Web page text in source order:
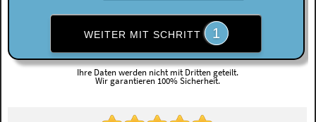
WEITER MIT SCHRITT 1
Ihre Daten werden nicht mit Dritten geteilt.
Wir garantieren 100% Sicherheit.